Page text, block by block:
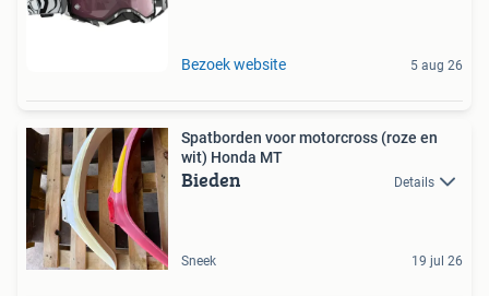
Bezoek website 5 aug 26
Spatborden voor motorcross (roze en
wit) Honda MT
Bieden Details
Sneek 19 jul 26